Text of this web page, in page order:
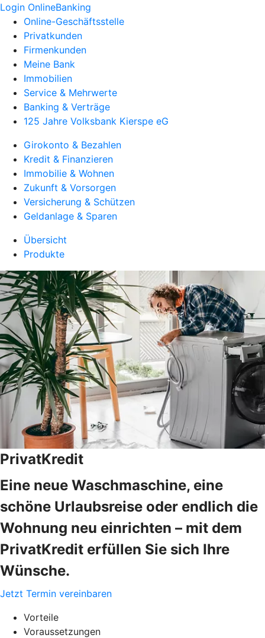
Login OnlineBanking
Online-Geschäftsstelle
Privatkunden
Firmenkunden
Meine Bank
Immobilien
Service & Mehrwerte
Banking & Verträge
125 Jahre Volksbank Kierspe eG
Girokonto & Bezahlen
Kredit & Finanzieren
Immobilie & Wohnen
Zukunft & Vorsorgen
Versicherung & Schützen
Geldanlage & Sparen
Übersicht
Produkte
PrivatKredit
Eine neue Waschmaschine, eine
schöne Urlaubsreise oder endlich die
Wohnung neu einrichten – mit dem
PrivatKredit erfüllen Sie sich Ihre
Wünsche.
Jetzt Termin vereinbaren
Vorteile
Voraussetzungen